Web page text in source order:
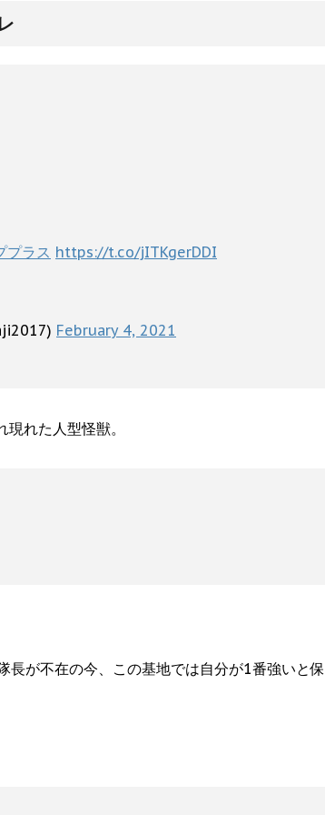
プラス https://t.co/jITKgerDDI
February 4, 2021
れた人型怪獣。
が不在の今、この基地では自分が1番強いと保